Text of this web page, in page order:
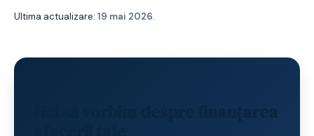
Ultima actualizare: 19 mai 2026.